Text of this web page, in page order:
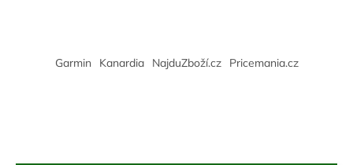
Garmin Kanardia NajduZboží.cz Pricemania.cz